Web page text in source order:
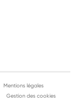
Mentions légales
Gestion des cookies